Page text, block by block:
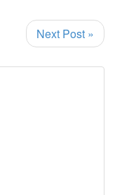
Next Post »